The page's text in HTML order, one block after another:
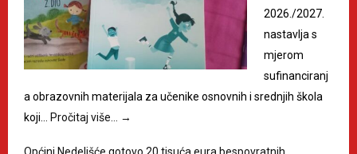
2026./2027.
nastavlja s
mjerom
sufinanciranj
a obrazovnih materijala za učenike osnovnih i srednjih škola
koji…
Pročitaj više… →